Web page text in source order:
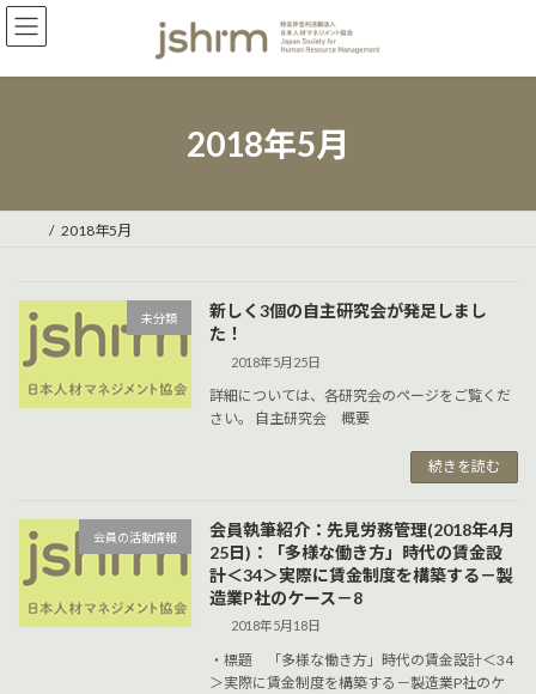
コ
ン
ン
ナ
ビ
ー
2018年5月
2018年5月
未分類
新しく3個の自主研究会が発足しまし
た！
2018年5月25日
詳細については、各研究会のページをご覧くだ
さい。 自主研究会 概要
続きを読む
会員の活動情報
会員執筆紹介：先見労務管理(2018年4月
25日)：「多様な働き方」時代の賃金設
計＜34＞実際に賃金制度を構築する－製
造業P社のケース－8
2018年5月18日
・標題 「多様な働き方」時代の賃金設計＜34
＞実際に賃金制度を構築する－製造業P社のケ